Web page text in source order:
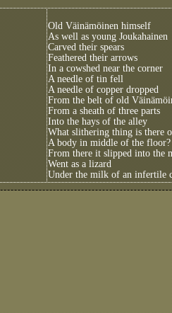
Old Väinämöinen himself
As well as young Joukahainen
Carved their spears
Feathered their arrows
In a cowshed near the corner
A needle of tin fell
A needle of copper dropped
From the belt of old
From a sheath of three parts
Into the hays of the alley
What slithering thing is there
A body in middle of the floor?
From there it slipped into the
Went as a lizard
Under the milk of an infertile